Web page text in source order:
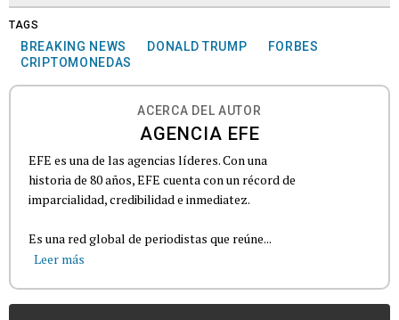
TAGS
BREAKING NEWS DONALD TRUMP
FORBES
CRIPTOMONEDAS
ACERCA DEL AUTOR
AGENCIA EFE
EFE es una de las agencias líderes. Con una
historia de 80 años, EFE cuenta con un récord de
imparcialidad, credibilidad e inmediatez.
Es una red global de periodistas que reúne...
Leer más